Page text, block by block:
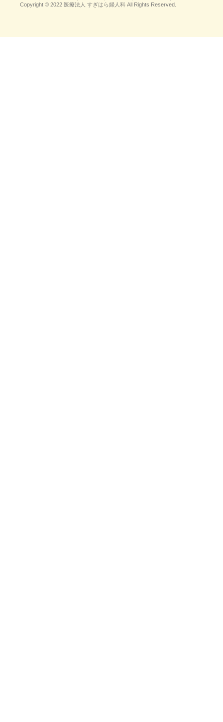
Copyright © 2022 医療法人 すぎはら婦人科 All Rights Reserved.